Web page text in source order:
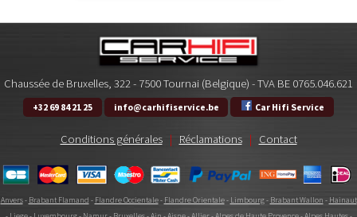
Chaussée de Bruxelles, 322 - 7500 Tournai (Belgique) - TVA BE 0765.046.621
+32 69 84 21 25 info@carhifiservice.be Car Hifi Service
Conditions générales | Réclamations | Contact
Anvers- Brabant Flamand - Flandre Occientale- Flandre Orientale- Limbourg- Brabant Wallon - Hainaut